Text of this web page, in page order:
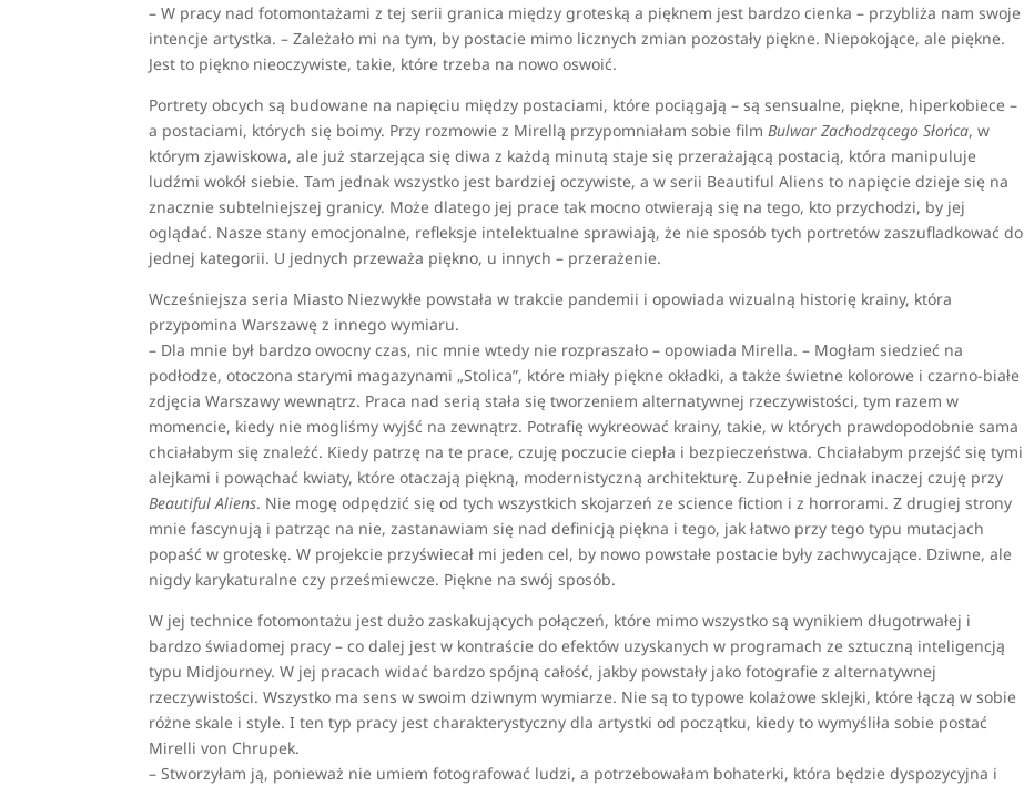
– W pracy nad fotomontażami z tej serii granica między groteską a pięknem jest bardzo cienka – przybliża nam swoje
intencje artystka. – Zależało mi na tym, by postacie mimo licznych zmian pozostały piękne. Niepokojące, ale piękne.
Jest to piękno nieoczywiste, takie, które trzeba na nowo oswoić.
Portrety obcych są budowane na napięciu między postaciami, które pociągają – są sensualne, piękne, hiperkobiece –
a postaciami, których się boimy. Przy rozmowie z Mirellą przypomniałam sobie film Bulwar Zachodzącego Słońca, w
którym zjawiskowa, ale już starzejąca się diwa z każdą minutą staje się przerażającą postacią, która manipuluje
ludźmi wokół siebie. Tam jednak wszystko jest bardziej oczywiste, a w serii Beautiful Aliens to napięcie dzieje się na
znacznie subtelniejszej granicy. Może dlatego jej prace tak mocno otwierają się na tego, kto przychodzi, by jej
oglądać. Nasze stany emocjonalne, refleksje intelektualne sprawiają, że nie sposób tych portretów zaszufladkować do
jednej kategorii. U jednych przeważa piękno, u innych – przerażenie.
Wcześniejsza seria Miasto Niezwykłe powstała w trakcie pandemii i opowiada wizualną historię krainy, która
przypomina Warszawę z innego wymiaru.
– Dla mnie był bardzo owocny czas, nic mnie wtedy nie rozpraszało – opowiada Mirella. – Mogłam siedzieć na
podłodze, otoczona starymi magazynami „Stolica”, które miały piękne okładki, a także świetne kolorowe i czarno-białe
zdjęcia Warszawy wewnątrz. Praca nad serią stała się tworzeniem alternatywnej rzeczywistości, tym razem w
momencie, kiedy nie mogliśmy wyjść na zewnątrz. Potrafię wykreować krainy, takie, w których prawdopodobnie sama
chciałabym się znaleźć. Kiedy patrzę na te prace, czuję poczucie ciepła i bezpieczeństwa. Chciałabym przejść się tymi
alejkami i powąchać kwiaty, które otaczają piękną, modernistyczną architekturę. Zupełnie jednak inaczej czuję przy
Beautiful Aliens. Nie mogę odpędzić się od tych wszystkich skojarzeń ze science fiction i z horrorami. Z drugiej strony
mnie fascynują i patrząc na nie, zastanawiam się nad definicją piękna i tego, jak łatwo przy tego typu mutacjach
popaść w groteskę. W projekcie przyświecał mi jeden cel, by nowo powstałe postacie były zachwycające. Dziwne, ale
nigdy karykaturalne czy prześmiewcze. Piękne na swój sposób.
W jej technice fotomontażu jest dużo zaskakujących połączeń, które mimo wszystko są wynikiem długotrwałej i
bardzo świadomej pracy – co dalej jest w kontraście do efektów uzyskanych w programach ze sztuczną inteligencją
typu Midjourney. W jej pracach widać bardzo spójną całość, jakby powstały jako fotografie z alternatywnej
rzeczywistości. Wszystko ma sens w swoim dziwnym wymiarze. Nie są to typowe kolażowe sklejki, które łączą w sobie
różne skale i style. I ten typ pracy jest charakterystyczny dla artystki od początku, kiedy to wymyśliła sobie postać
Mirelli von Chrupek.
– Stworzyłam ją, ponieważ nie umiem fotografować ludzi, a potrzebowałam bohaterki, która będzie dyspozycyjna i